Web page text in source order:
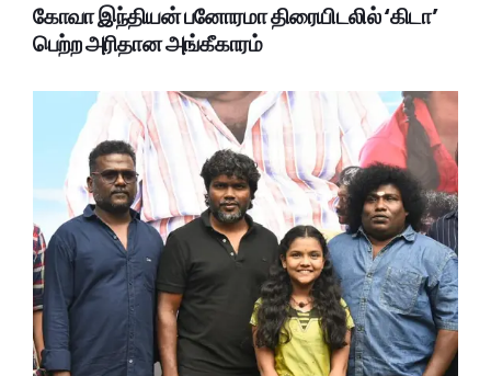
கோவா இந்தியன் பனோரமா திரையிடலில் ‘கிடா’
பெற்ற அரிதான அங்கீகாரம்